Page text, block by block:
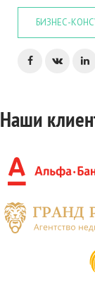
БИЗНЕС-
Наши